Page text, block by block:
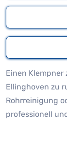
Einen Klempner
Ellinghoven zu
Rohrreinigung
professionell